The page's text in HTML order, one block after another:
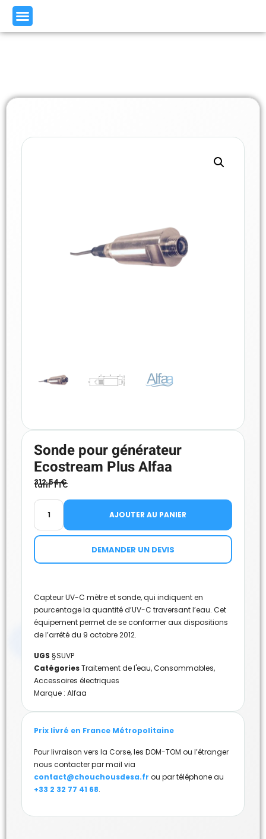
Sonde pour générateur
Ecostream Plus Alfaa
312.54€
tarif TTC
AJOUTER AU PANIER
DEMANDER UN DEVIS
Capteur UV-C mètre et sonde, qui indiquent en
pourcentage la quantité d’UV-C traversant l’eau. Cet
équipement permet de se conformer aux dispositions
de l’arrêté du 9 octobre 2012.
UGS §SUVP
CatégoriesTraitement de l'eau,Consommables,
Accessoires électriques
Marque : Alfaa
Prix livré en France Métropolitaine
Pour livraison vers la Corse, les DOM-TOM ou l’étranger
nous contacter par mail via
contact@chouchousdesa.fr ou par téléphone au
+33 2 32 77 41 68.